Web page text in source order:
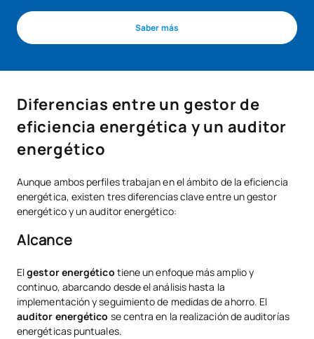
Saber más
Diferencias entre un gestor de
eficiencia energética y un auditor
energético
Aunque ambos perfiles trabajan en el ámbito de la eficiencia
energética, existen tres diferencias clave entre un gestor
energético y un auditor energético:
Alcance
Elgestor energético tiene un enfoque más amplio y
continuo, abarcando desde el análisis hasta la
implementación y seguimiento de medidas de ahorro. El
auditor energético se centra en la realización de auditorías
energéticas puntuales.